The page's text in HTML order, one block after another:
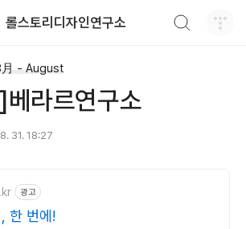
롤스토리디자인연구소
- August
라르연구소
31. 18:27
광고
한 번에!